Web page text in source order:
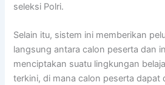
seleksi Polri.
Selain itu, sistem ini memberikan
langsung antara calon peserta dan
menciptakan suatu lingkungan
terkini, di mana calon peserta dapat